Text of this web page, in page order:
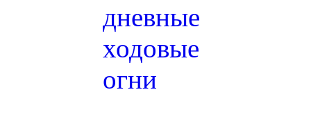
дневные
ходовые
огни